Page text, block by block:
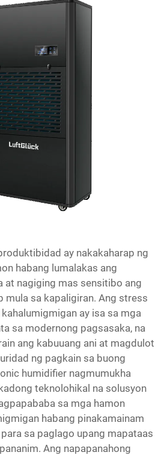
ay nakakaharap ng
habang lumalakas ang
at nagiging mas sensitibo ang
mula sa kapaligiran. Ang stress
ay isa sa mga
sa modernong pagsasaka, na
ang kabuuang ani at magdulot
ng pagkain sa buong
humidifier nagmumukha
teknolohikal na solusyon
sa mga hamon
habang pinakamainam
sa paglago upang mapataas
Ang napapanahong